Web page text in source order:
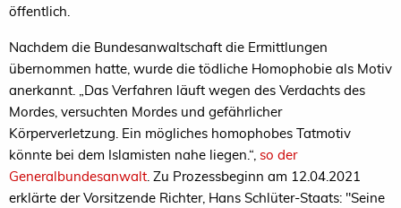
öffentlich.
Nachdem die Bundesanwaltschaft die Ermittlungen
übernommen hatte, wurde die tödliche Homophobie als Motiv
anerkannt. „Das Verfahren läuft wegen des Verdachts des
Mordes, versuchten Mordes und gefährlicher
Körperverletzung. Ein mögliches homophobes Tatmotiv
könnte bei dem Islamisten nahe liegen.“, so der
Generalbundesanwalt . Zu Prozessbeginn am 12.04.2021
erklärte der Vorsitzende Richter, Hans Schlüter-Staats: "Seine